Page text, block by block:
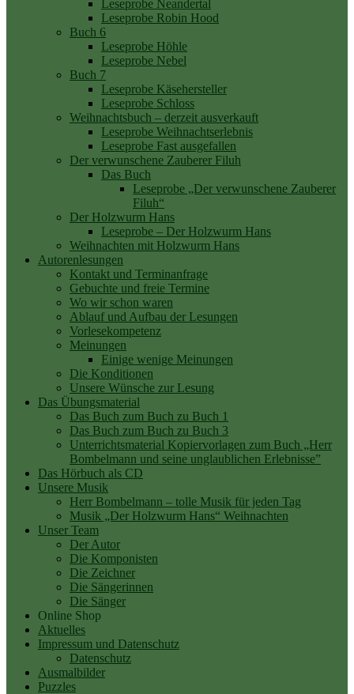
Leseprobe Neandertal
Leseprobe Robin Hood
Buch 6
Leseprobe Höhle
Leseprobe Nebel
Buch 7
Leseprobe Käsehersteller
Leseprobe Schloss
Weihnachtsbuch – derzeit ausverkauft
Leseprobe Weihnachtserlebnis
Leseprobe Fast ausgefallen
Der verwunschene Zauberer Filuh
Das Buch
Leseprobe „Der verwunschene Zauberer
Filuh“
Der Holzwurm Hans
Leseprobe – Der Holzwurm Hans
Weihnachten mit Holzwurm Hans
Autorenlesungen
Kontakt und Terminanfrage
Gebuchte und freie Termine
Wo wir schon waren
Ablauf und Aufbau der Lesungen
Vorlesekompetenz
Meinungen
Einige wenige Meinungen
Die Konditionen
Unsere Wünsche zur Lesung
Das Übungsmaterial
Das Buch zum Buch zu Buch 1
Das Buch zum Buch zu Buch 3
Unterrichtsmaterial Kopiervorlagen zum Buch „Herr
Bombelmann und seine unglaublichen Erlebnisse”
Das Hörbuch als CD
Unsere Musik
Herr Bombelmann – tolle Musik für jeden Tag
Musik „Der Holzwurm Hans“ Weihnachten
Unser Team
Der Autor
Die Komponisten
Die Zeichner
Die Sängerinnen
Die Sänger
Online Shop
Aktuelles
Impressum und Datenschutz
Datenschutz
Ausmalbilder
Puzzles